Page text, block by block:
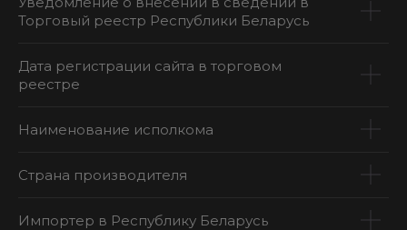
Торговый реестр Республики Беларусь
Дата регистрации сайта в торговом
реестре
Наименование исполкома
Страна производителя
Импортер в Республику Беларусь